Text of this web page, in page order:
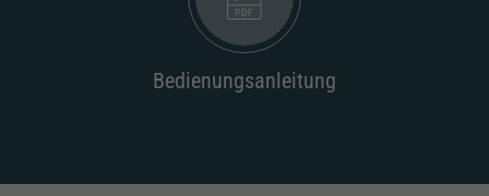
WechselstromschleiferBedienungsanleitung